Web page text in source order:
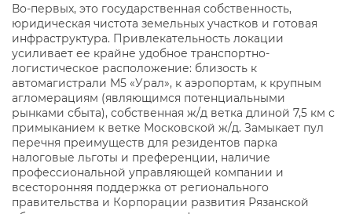
Во-первых, это государственная собственность,
юридическая чистота земельных участков и готовая
инфраструктура. Привлекательность локации
усиливает ее крайне удобное транспортно-
логистическое расположение: близость к
автомагистрали М5 «Урал», к аэропортам, к крупным
агломерациям (являющимся потенциальными
рынками сбыта), собственная ж/д ветка длиной 7,5 км с
примыканием к ветке Московской ж/д. Замыкает пул
перечня преимуществ для резидентов парка
налоговые льготы и преференции, наличие
профессиональной управляющей компании и
всесторонняя поддержка от регионального
правительства и Корпорации развития Рязанской